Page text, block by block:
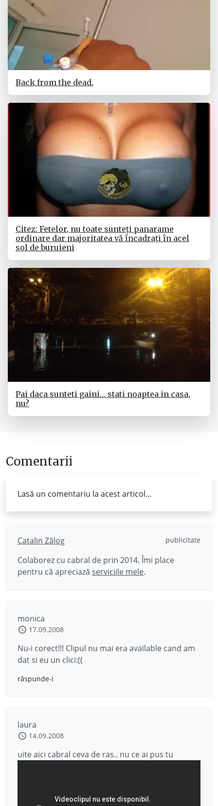
Back from the dead.
Citez: Fetelor, nu toate sunteți panarame
ordinare dar majoritatea vă încadrați în acel
sol de buruieni
Pai daca sunteti gaini… stati noaptea in casa,
nu?
Comentarii
Lasă un comentariu la acest articol...
Catalin Zălog publicitate
Colaborez cu cabral de prin 2014. Îmi place
pentru că apreciază serviciile mele.
monica
17.09.2008
Nu-i corect!!! Clipul nu mai era available cand am
dat si eu un clici:((
răspunde-i
laura
14.09.2008
uite aici cabral ceva de ras.. nu ce ai pus tu